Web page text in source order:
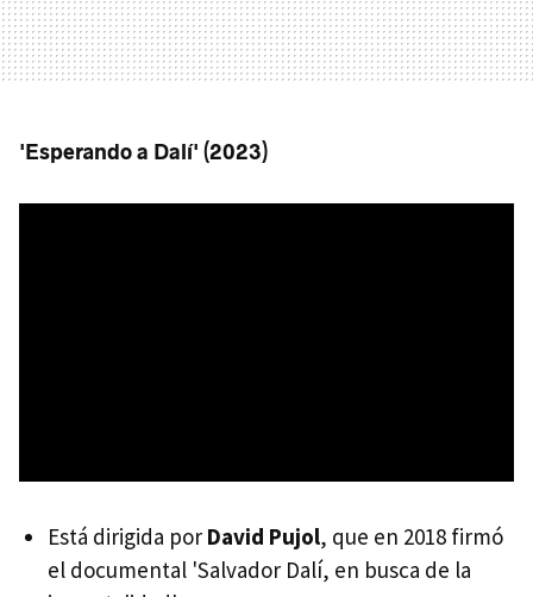
'Esperando a Dalí' (2023)
Está dirigida por David Pujol, que en 2018 firmó
el documental 'Salvador Dalí, en busca de la